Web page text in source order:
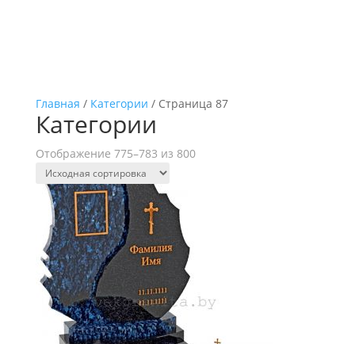
Главная / Категории / Страница 87
Категории
Отображение 775–783 из 800